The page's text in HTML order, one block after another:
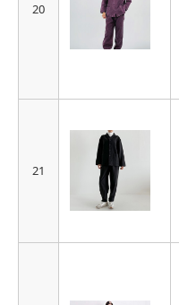
20
21